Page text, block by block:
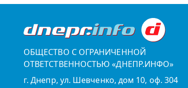
ОБЩЕСТВО С ОГРАНИЧЕННОЙ
ОТВЕТСТВЕННОСТЬЮ «ДНЕПР.ИНФО»
г. Днепр, ул. Шевченко, дом 10, оф. 304